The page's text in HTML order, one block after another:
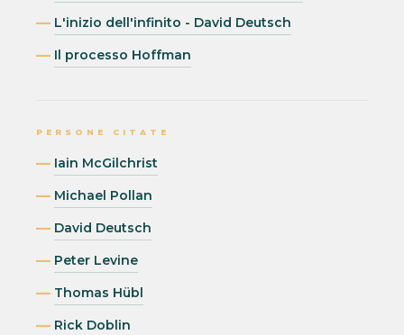
L'inizio dell'infinito - David Deutsch
Il processo Hoffman
PERSONE CITATE
Iain McGilchrist
Michael Pollan
David Deutsch
Peter Levine
Thomas Hübl
Rick Doblin